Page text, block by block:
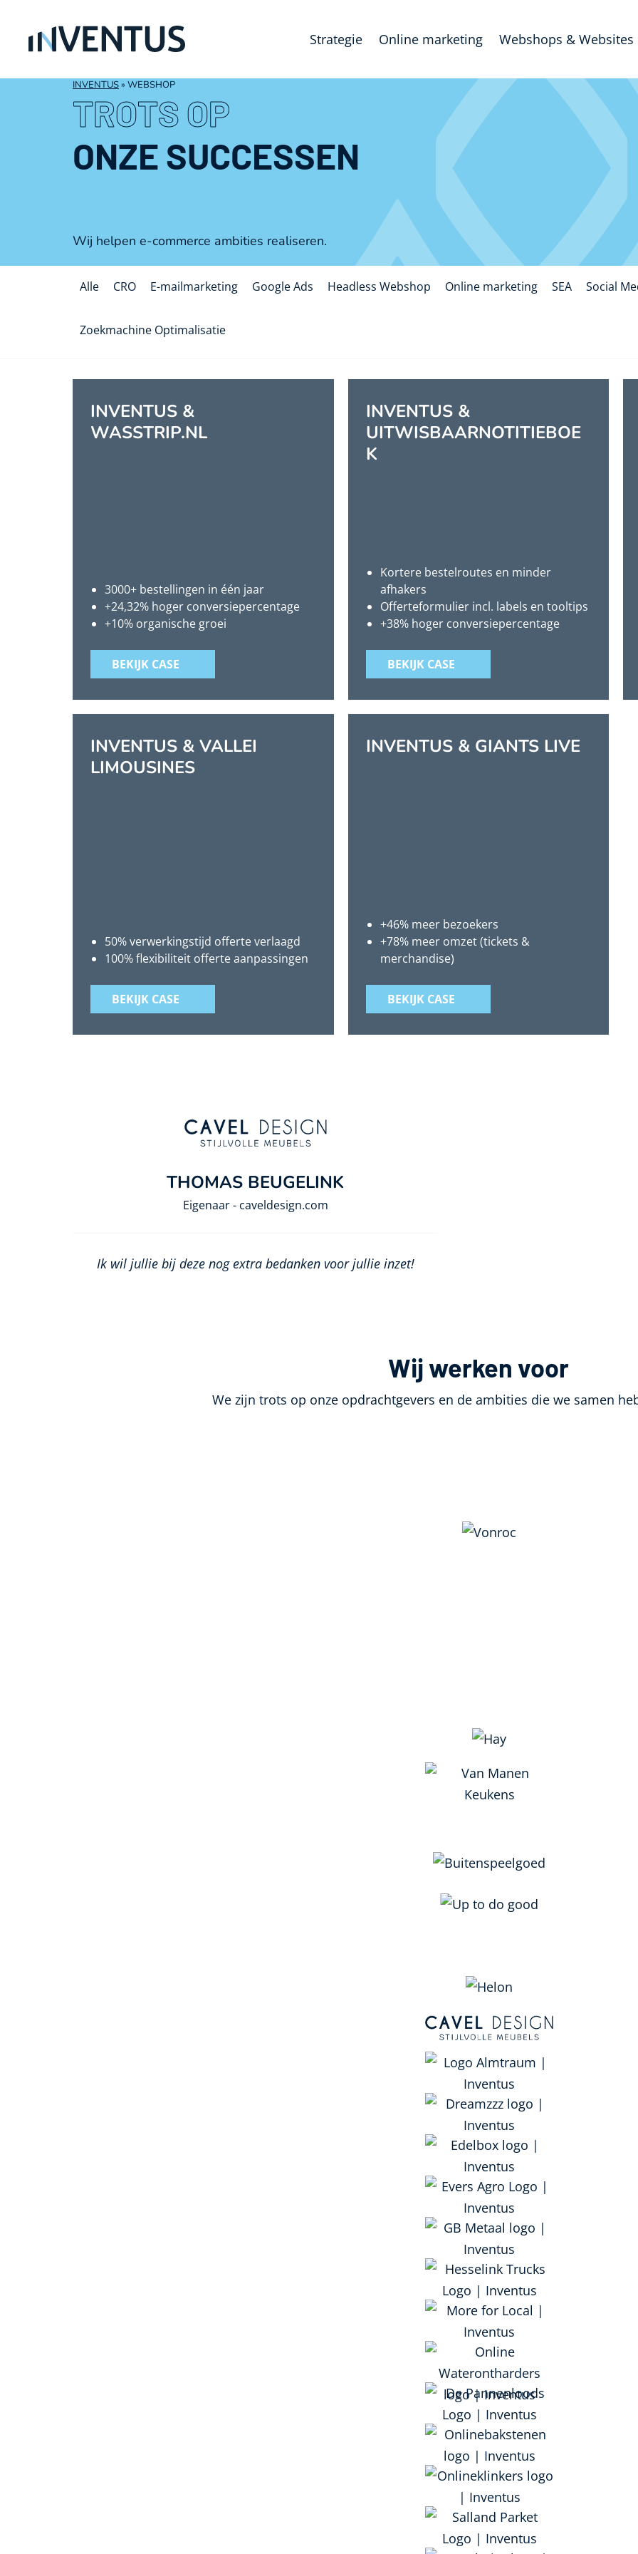
Strategie Online marketing Webshops & Websites
INVENTUS» WEBSHOP
TROTS OP
ONZE SUCCESSEN
Wij helpen e-commerce ambities realiseren.
Alle CRO E-mailmarketing Google Ads Headless Webshop Online marketing SEA Social
Zoekmachine Optimalisatie
INVENTUS &
WASSTRIP.NL
3000+ bestellingen in één jaar
+24,32% hoger conversiepercentage
+10% organische groei
BEKIJK CASE
INVENTUS &
UITWISBAARNOTITIEBOE
K
Kortere bestelroutes en minder
afhakers
Offerteformulier incl. labels en tooltips
+38% hoger conversiepercentage
BEKIJK CASE
INVENTUS & VALLEI
LIMOUSINES
50% verwerkingstijd offerte verlaagd
100% flexibiliteit offerte aanpassingen
BEKIJK CASE
INVENTUS & GIANTS LIVE
+46% meer bezoekers
+78% meer omzet (tickets &
merchandise)
BEKIJK CASE
THOMAS BEUGELINK
Eigenaar - caveldesign.com
Ik wil jullie bij deze nog extra bedanken voor jullie inzet!
Wij werken voor
We zijn trots op onze opdrachtgevers en de ambities die we samen